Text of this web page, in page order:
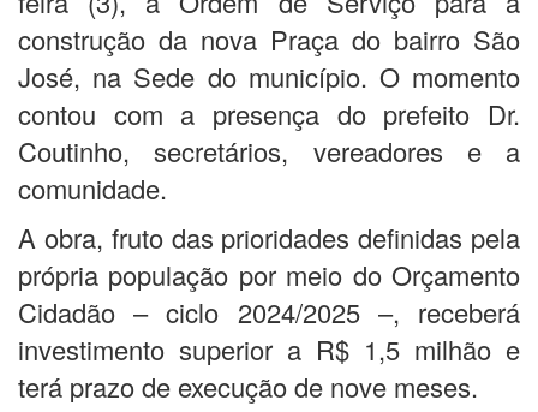
construção da nova Praça do bairro São
José, na Sede do município. O momento
contou com a presença do prefeito Dr.
Coutinho, secretários, vereadores e a
comunidade.
A obra, fruto das prioridades definidas pela
própria população por meio do Orçamento
Cidadão – ciclo 2024/2025 –, receberá
investimento superior a R$ 1,5 milhão e
terá prazo de execução de nove meses.